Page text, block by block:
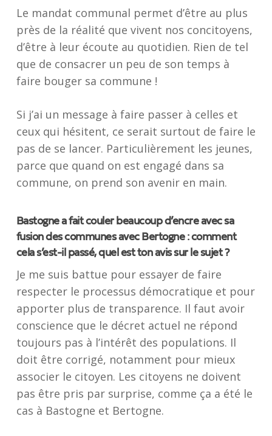
Le mandat communal permet d’être au plus
près de la réalité que vivent nos concitoyens,
d’être à leur écoute au quotidien. Rien de tel
que de consacrer un peu de son temps à
faire bouger sa commune !
Si j’ai un message à faire passer à celles et
ceux qui hésitent, ce serait surtout de faire le
pas de se lancer. Particulièrement les jeunes,
parce que quand on est engagé dans sa
commune, on prend son avenir en main.
Bastogne a fait couler beaucoup d’encre avec sa
fusion des communes avec Bertogne : comment
cela s’est-il passé, quel est ton avis sur le sujet ?
Je me suis battue pour essayer de faire
respecter le processus démocratique et pour
apporter plus de transparence. Il faut avoir
conscience que le décret actuel ne répond
toujours pas à l’intérêt des populations. Il
doit être corrigé, notamment pour mieux
associer le citoyen. Les citoyens ne doivent
pas être pris par surprise, comme ça a été le
cas à Bastogne et Bertogne.